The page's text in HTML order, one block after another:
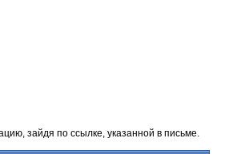
зайдя по ссылке, указанной в письме.